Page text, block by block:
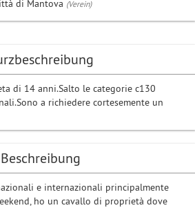
di 14 anni.Salto le categorie c130
a richiedere cortesemente un
Beschreibung
e internazionali principalmente
ho un cavallo di proprietà dove
di Mantova (Verein)